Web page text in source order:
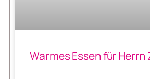
Warmes Essen für Herrn